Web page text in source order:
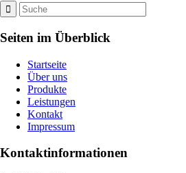
Seiten im Überblick
Startseite
Über uns
Produkte
Leistungen
Kontakt
Impressum
Kontaktinformationen